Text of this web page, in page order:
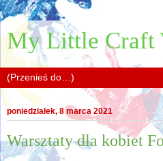
My Little Craft
poniedziałek, 8 marca 2021
Warsztaty dla kobiet